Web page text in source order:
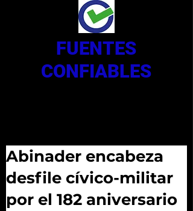
FUENTES
CONFIABLES
Abinader encabeza
desfile cívico-militar
por el 182 aniversario